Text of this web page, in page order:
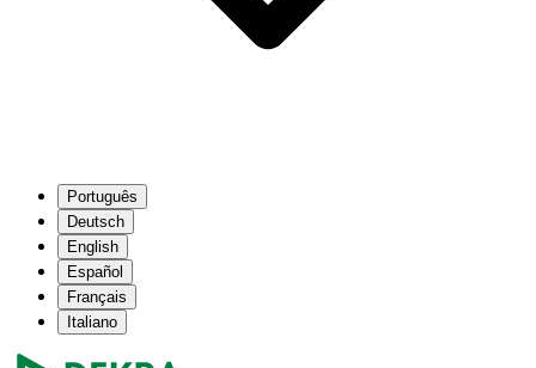
Português
Deutsch
English
Español
Français
Italiano